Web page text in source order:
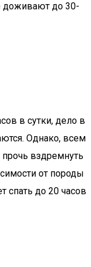
доживают до 30-
в сутки, дело в
Однако, всем
вздремнуть
от породы
спать до 20 часов